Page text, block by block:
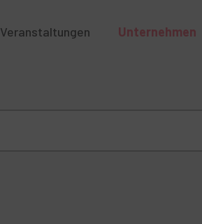
Veranstaltungen Unternehmen